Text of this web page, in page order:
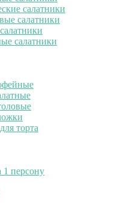
салатники
салатники
салатники
торта
персону